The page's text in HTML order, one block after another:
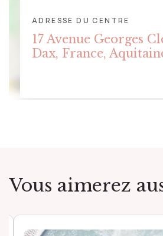
CARTE
ADRESSE DU CENTRE
17 Avenue Georges
Dax, France,
Vous aimerez